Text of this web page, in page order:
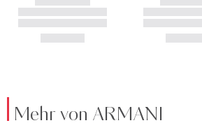
Mehr von ARMANI